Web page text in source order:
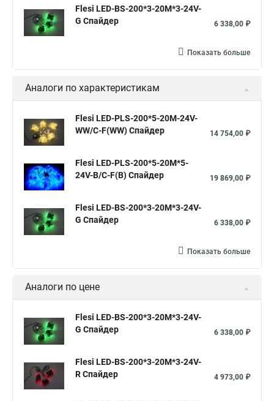
Flesi LED-BS-200*3-20M*3-24V-
G Спайдер
6 338,00 ₽
Показать больше
Аналоги по характеристикам
Flesi LED-PLS-200*5-20M-24V-
WW/C-F(WW) Спайдер
14 754,00 ₽
Flesi LED-PLS-200*5-20M*5-
24V-B/C-F(B) Спайдер
19 869,00 ₽
Flesi LED-BS-200*3-20M*3-24V-
G Спайдер
6 338,00 ₽
Показать больше
Аналоги по цене
Flesi LED-BS-200*3-20M*3-24V-
G Спайдер
6 338,00 ₽
Flesi LED-BS-200*3-20M*3-24V-
R Спайдер
4 973,00 ₽